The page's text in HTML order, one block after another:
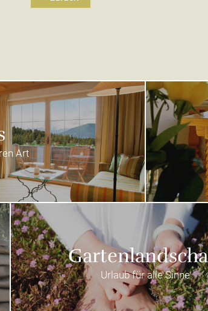
Art
Urlaub für alle Sinne